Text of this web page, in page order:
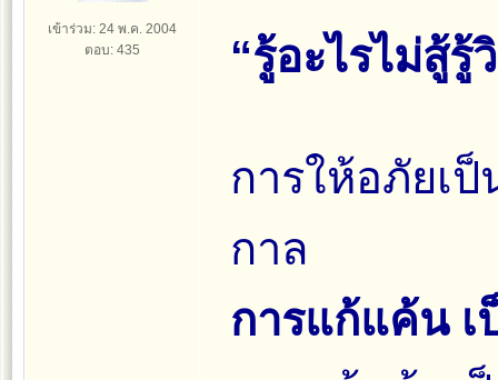
เข้าร่วม: 24 พ.ค. 2004
ตอบ: 435
“รู้อะไรไม่สู้
การให้อภัยเ
กาล
การแก้แค้น